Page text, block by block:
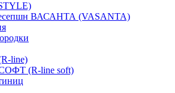
ВАСАНТА (VASANTA)
line)
(R-line soft)